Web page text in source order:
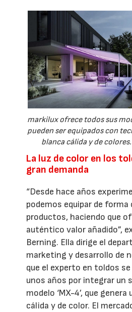
markilux ofrece todos sus
pueden ser equipados con
blanca cálida y de
La luz de color en los
gran demanda
“Desde hace años
podemos equipar de
productos, haciendo que
auténtico valor añadido”,
Berning. Ella dirige el
marketing y desarrollo de
que el experto en toldos
unos años por integrar un
modelo ‘MX-4’, que genera
cálida y de color. El